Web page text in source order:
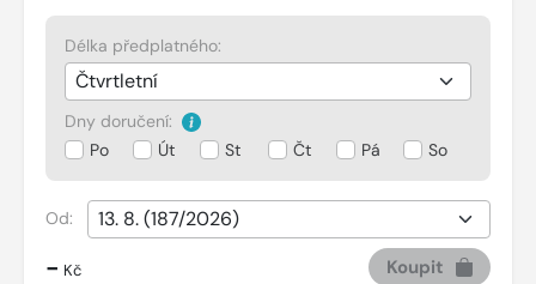
Délka předplatného:
Dny doručení:
Po
Út St Čt Pá So
Od:
- Kč Koupit